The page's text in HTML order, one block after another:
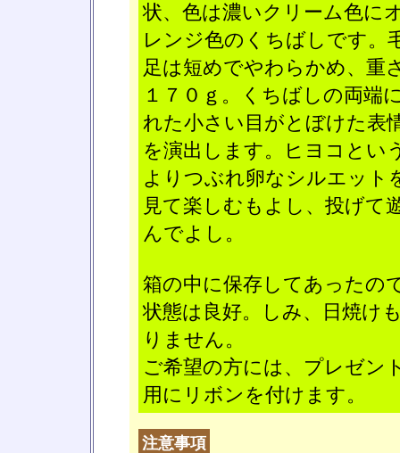
状、色は濃いクリーム色に
レンジ色のくちばしです。
足は短めでやわらかめ、重
１７０ｇ。くちばしの両端
れた小さい目がとぼけた表
を演出します。ヒヨコとい
よりつぶれ卵なシルエット
見て楽しむもよし、投げて
んでよし。
箱の中に保存してあったの
状態は良好。しみ、日焼け
りません。
ご希望の方には、プレゼン
用にリボンを付けます。
注意事項